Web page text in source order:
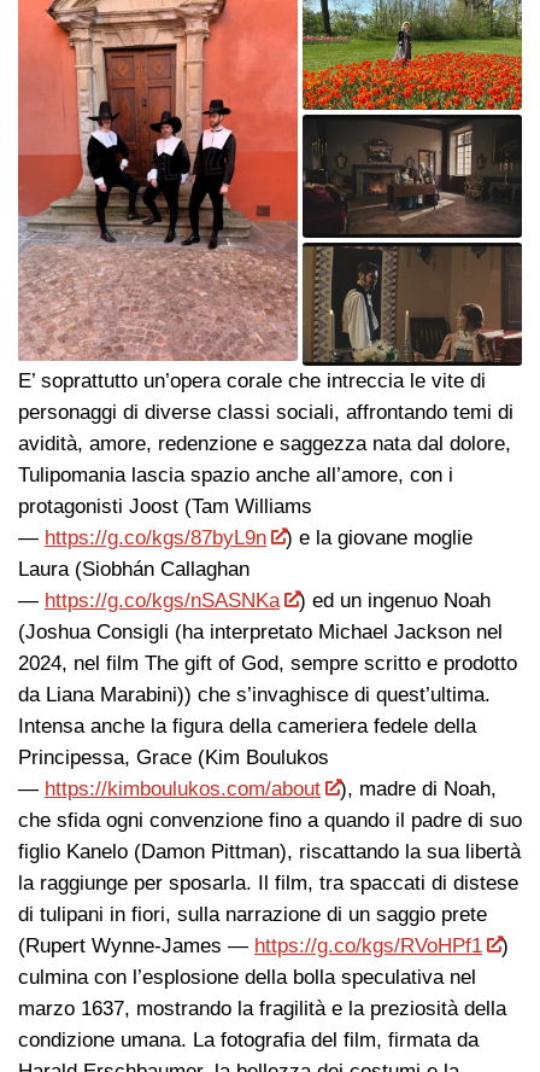
E’ soprattutto un’opera corale che intreccia le vite di
personaggi di diverse classi sociali, affrontando temi di
avidità, amore, redenzione e saggezza nata dal dolore,
Tulipomania lascia spazio anche all’amore, con i
protagonisti Joost (Tam Williams
— https://g.co/kgs/87byL9n
) e la giovane moglie
Laura (Siobhán Callaghan
— https://g.co/kgs/nSASNKa
) ed un ingenuo Noah
(Joshua Consigli (ha interpretato Michael Jackson nel
2024, nel film The gift of God, sempre scritto e prodotto
da Liana Marabini)) che s’invaghisce di quest’ultima.
Intensa anche la figura della cameriera fedele della
Principessa, Grace (Kim Boulukos
— https://kimboulukos.com/about
), madre di Noah,
che sfida ogni convenzione fino a quando il padre di suo
figlio Kanelo (Damon Pittman), riscattando la sua libertà
la raggiunge per sposarla. Il film, tra spaccati di distese
di tulipani in fiori, sulla narrazione di un saggio prete
(Rupert Wynne-James — https://g.co/kgs/RVoHPf1
)
culmina con l’esplosione della bolla speculativa nel
marzo 1637, mostrando la fragilità e la preziosità della
condizione umana. La fotografia del film, firmata da